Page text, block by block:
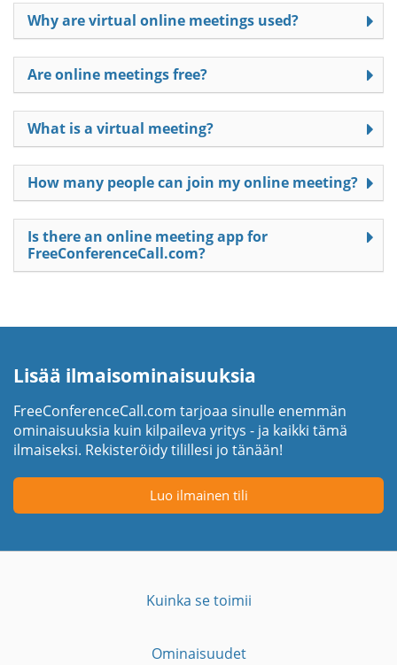
Why are virtual online meetings used?
Are online meetings free?
What is a virtual meeting?
How many people can join my online meeting?
Is there an online meeting app for
FreeConferenceCall.com?
Lisää ilmaisominaisuuksia
FreeConferenceCall.com tarjoaa sinulle enemmän
ominaisuuksia kuin kilpaileva yritys - ja kaikki tämä
ilmaiseksi. Rekisteröidy tilillesi jo tänään!
Luo ilmainen tili
Kuinka se toimii
Ominaisuudet